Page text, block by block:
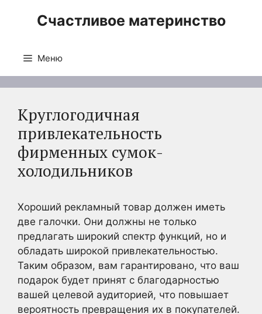
Счастливое материнство
Меню
Круглогодичная
привлекательность
фирменных сумок-
холодильников
Хороший рекламный товар должен иметь
две галочки. Они должны не только
предлагать широкий спектр функций, но и
обладать широкой привлекательностью.
Таким образом, вам гарантировано, что ваш
подарок будет принят с благодарностью
вашей целевой аудиторией, что повышает
вероятность превращения их в покупателей.